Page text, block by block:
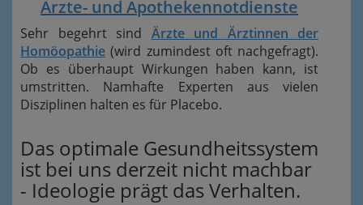
Ärzte- und Apothekennotdienste
Sehr begehrt sind Ärzte und Ärztinnen der
Homöopathie (wird zumindest oft nachgefragt).
Ob es überhaupt Wirkungen haben kann, ist
umstritten. Namhafte Experten aus vielen
Disziplinen halten es für Placebo.
Das optimale Gesundheitssystem
ist bei uns derzeit nicht machbar
- Ideologie prägt das Verhalten.